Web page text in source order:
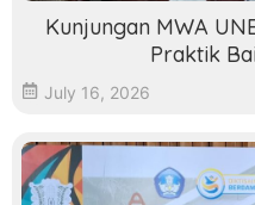
Kunjungan MWA
Praktik
July 16, 2026